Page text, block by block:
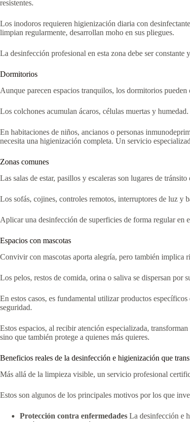
resistentes.
Los inodoros requieren higienización diaria con
limpian regularmente, desarrollan moho en sus pliegues.
La desinfección profesional en esta zona debe ser
Dormitorios
Aunque parecen espacios tranquilos, los dormitorios
Los colchones acumulan ácaros, células muertas y
En habitaciones de niños, ancianos o personas
necesita una higienización completa. Un servicio
Zonas comunes
Las salas de estar, pasillos y escaleras son lugares de
Los sofás, cojines, controles remotos, interruptores de luz y
Aplicar una desinfección de superficies de forma regular en
Espacios con mascotas
Convivir con mascotas aporta alegría, pero también implica
Los pelos, restos de comida, orina o saliva se dispersan por
En estos casos, es fundamental utilizar productos
seguridad.
Estos espacios, al recibir atención especializada,
sino que también protege a quienes más quieres.
Beneficios reales de la desinfección e higienización que
Más allá de la limpieza visible, un servicio profesional
Estos son algunos de los principales motivos por los que
Protección contra enfermedades La desinfección e